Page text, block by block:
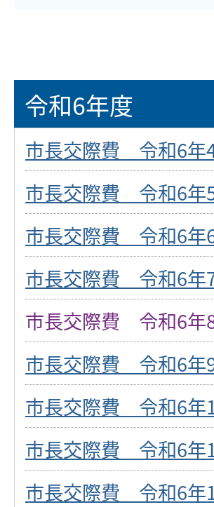
令和6年度
市長交際費 令和6年
市長交際費 令和6年
市長交際費 令和6年
市長交際費 令和6年
市長交際費 令和6年
市長交際費 令和6年
市長交際費 令和6年
市長交際費 令和6年
市長交際費 令和6年